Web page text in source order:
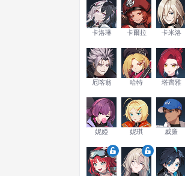
卡洛琳 卡爾拉 卡米洛
厄喀翁 哈特 塔齊雅
妮婭 妮琪 威廉